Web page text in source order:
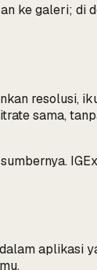
ke galeri; di
resolusi,
sama,
aplikasi